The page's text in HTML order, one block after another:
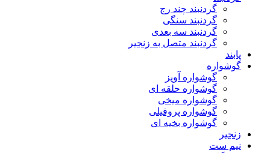
گردنبند چند رج
گردنبند سنگی
گردنبند سه بعدی
گردنبند متصل به زنجیر
پابند
گوشواره
گوشواره آویز
گوشواره حلقه ای
گوشواره میخی
گوشواره پروفیلی
گوشواره بخیه ای
زنجیر
نیم ست